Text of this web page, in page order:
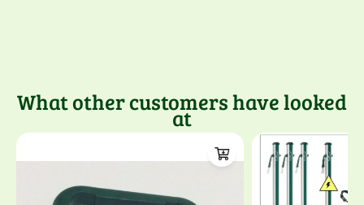
What other customers have looked
at